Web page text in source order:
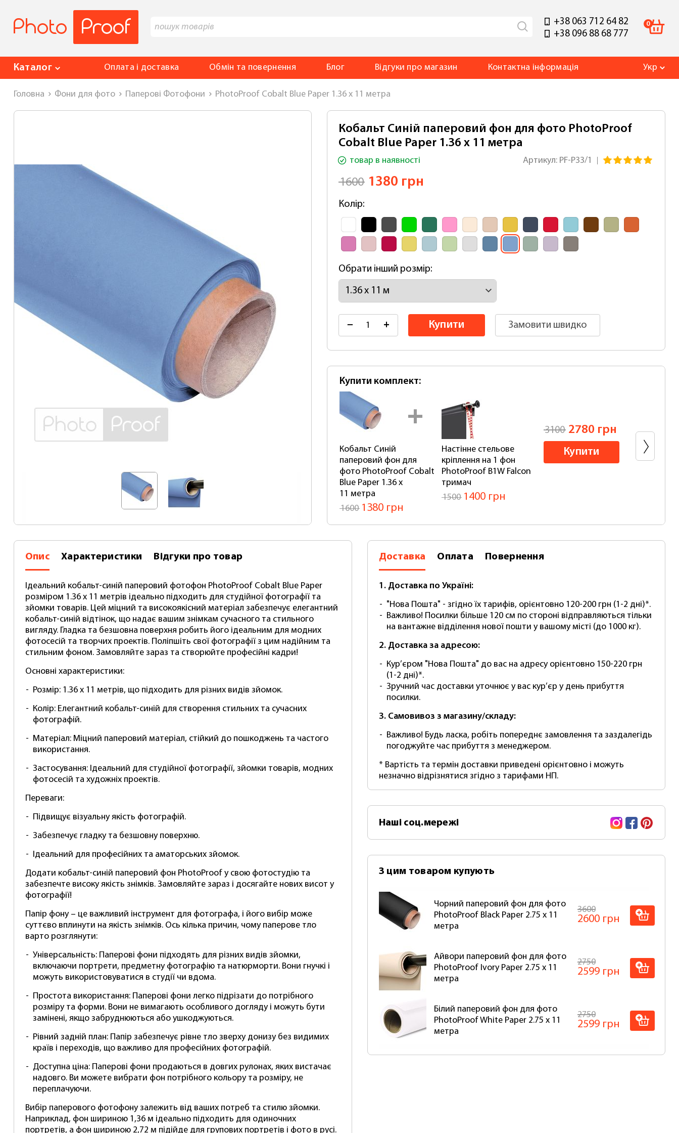
+38 063 712 64 82
+38 096 88 68 777
0
Каталог Оплата і доставка Обмін та повернення Блог Відгуки про магазин Контактна інформація Укр
Головна Фони для фото Паперові Фотофони PhotoProof Cobalt Blue Paper 1.36 x 11 метра
Кобальт Синій паперовий фон для фото PhotoProof
Cobalt Blue Paper 1.36 x 11 метра
товар в наявності Артикул: PF-P33/1
1600 1380 грн
Колір:
Обрати інший розмір:
− + Купити Замовити швидко
Купити комплект:
один фотофон
(тримач) PhotoProof
PF2630
3650 2980 грн
Кобальт Синій
паперовий фон для
фото PhotoProof Cobalt
Blue Paper 1.36 x
11 метра
1600 1380 грн
Настінне стельове
кріплення на 1 фон
PhotoProof B1W Falcon
тримач
1500 1400 грн
3100 2780 грн
Купити
Опис Характеристики Відгуки про товар
Ідеальний кобальт-синій паперовий фотофон PhotoProof Cobalt Blue Paper
розміром 1.36 x 11 метрів ідеально підходить для студійної фотографії та
зйомки товарів. Цей міцний та високоякісний матеріал забезпечує елегантний
кобальт-синій відтінок, що надає вашим знімкам сучасного та стильного
вигляду. Гладка та безшовна поверхня робить його ідеальним для модних
фотосесій та творчих проектів. Поліпшіть свої фотографії з цим надійним та
стильним фоном. Замовляйте зараз та створюйте професійні кадри!
Основні характеристики:
Розмір: 1.36 x 11 метрів, що підходить для різних видів зйомок.
Колір: Елегантний кобальт-синій для створення стильних та сучасних
фотографій.
Матеріал: Міцний паперовий матеріал, стійкий до пошкоджень та частого
використання.
Застосування: Ідеальний для студійної фотографії, зйомки товарів, модних
фотосесій та художніх проектів.
Переваги:
Підвищує візуальну якість фотографій.
Забезпечує гладку та безшовну поверхню.
Ідеальний для професійних та аматорських зйомок.
Додати кобальт-синій паперовий фон PhotoProof у свою фотостудію та
забезпечте високу якість знімків. Замовляйте зараз і досягайте нових висот у
фотографії!
Папір фону – це важливий інструмент для фотографа, і його вибір може
суттєво вплинути на якість знімків. Ось кілька причин, чому паперове тло
варто розглянути:
Універсальність: Паперові фони підходять для різних видів зйомки,
включаючи портрети, предметну фотографію та натюрморти. Вони гнучкі і
можуть використовуватися в студії чи вдома.
Простота використання: Паперові фони легко підрізати до потрібного
розміру та форми. Вони не вимагають особливого догляду і можуть бути
замінені, якщо забруднюються або ушкоджуються.
Рівний задній план: Папір забезпечує рівне тло зверху донизу без видимих ​​
країв і переходів, що важливо для професійних фотографій.
Доступна ціна: Паперові фони продаються в довгих рулонах, яких вистачає
надовго. Ви можете вибрати фон потрібного кольору та розміру, не
переплачуючи.
Вибір паперового фотофону залежить від ваших потреб та стилю зйомки.
Наприклад, фон шириною 1,36 м ідеально підходить для одиночних
портретів, а фон шириною 2,72 м підійде для групових портретів і фото в русі.
Доставка Оплата Повернення
1. Доставка по Україні:
"Нова Пошта" - згідно їх тарифів, орієнтовно 120-200 грн (1-2 дні)*.
Важливо! Посилки більше 120 см по стороні відправляються тільки
на вантажне відділення нової пошти у вашому місті (до 1000 кг).
2. Доставка за адресою:
Кур’єром "Нова Пошта" до вас на адресу орієнтовно 150-220 грн
(1-2 дні)*.
Зручний час доставки уточнює у вас кур’єр у день прибуття
посилки.
3. Самовивоз з магазину/складу:
Важливо! Будь ласка, робіть попереднє замовлення та заздалегідь
погоджуйте час прибуття з менеджером.
* Вартість та термін доставки приведені орієнтовно і можуть
незначно відрізнятися згідно з тарифами НП.
Наші соц.мережі InstagramFacebook
З цим товаром купують
Чорний паперовий фон для фото
PhotoProof Black Paper 2.75 x 11
метра
3600
2600 грн
Айвори паперовий фон для фото
PhotoProof Ivory Paper 2.75 x 11
метра
2750
2599 грн
Білий паперовий фон для фото
PhotoProof White Paper 2.75 x 11
метра
2750
2599 грн